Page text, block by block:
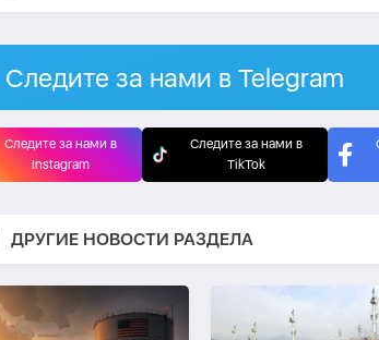
Следите за нами в Telegram
Следите за нами в
Instagram
Следите за нами в
TikTok
ДРУГИЕ НОВОСТИ РАЗДЕЛА